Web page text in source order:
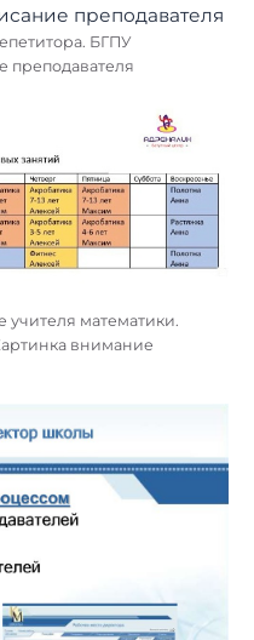
БГПУ
преподавателя
учителя математики.
внимание